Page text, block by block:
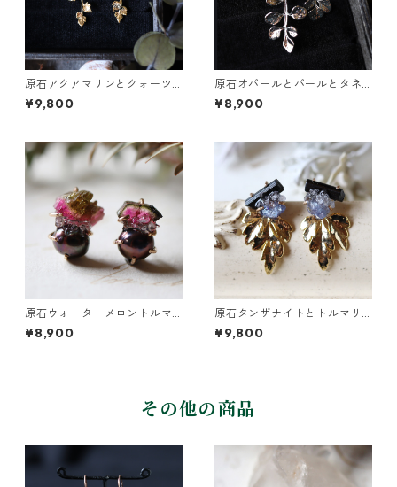
原石アクアマリンとクォーツ
とカニクサの葉ピアス
¥9,800
原石オパールとパールとタネ
ツケバナの葉ピアス
¥8,900
原石ウォーターメロントルマ
リンとパールのピアス
¥8,900
原石タンザナイトとトルマリ
ンとクレマチスの葉ピアス
¥9,800
その他の商品